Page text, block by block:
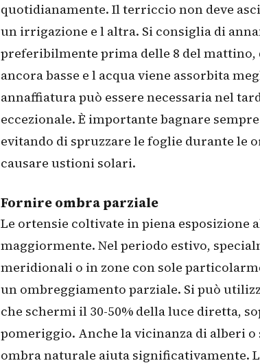
quotidianamente. Il terriccio non deve
un irrigazione e l altra. Si consiglia di
preferibilmente prima delle 8 del mattino,
ancora basse e l acqua viene assorbita
annaffiatura può essere necessaria nel
eccezionale. È importante bagnare
evitando di spruzzare le foglie durante le
causare ustioni solari.
Fornire ombra parziale
Le ortensie coltivate in piena esposizione
maggiormente. Nel periodo estivo,
meridionali o in zone con sole
un ombreggiamento parziale. Si può
che schermi il 30-50% della luce diretta,
pomeriggio. Anche la vicinanza di alberi
ombra naturale aiuta significativamente.